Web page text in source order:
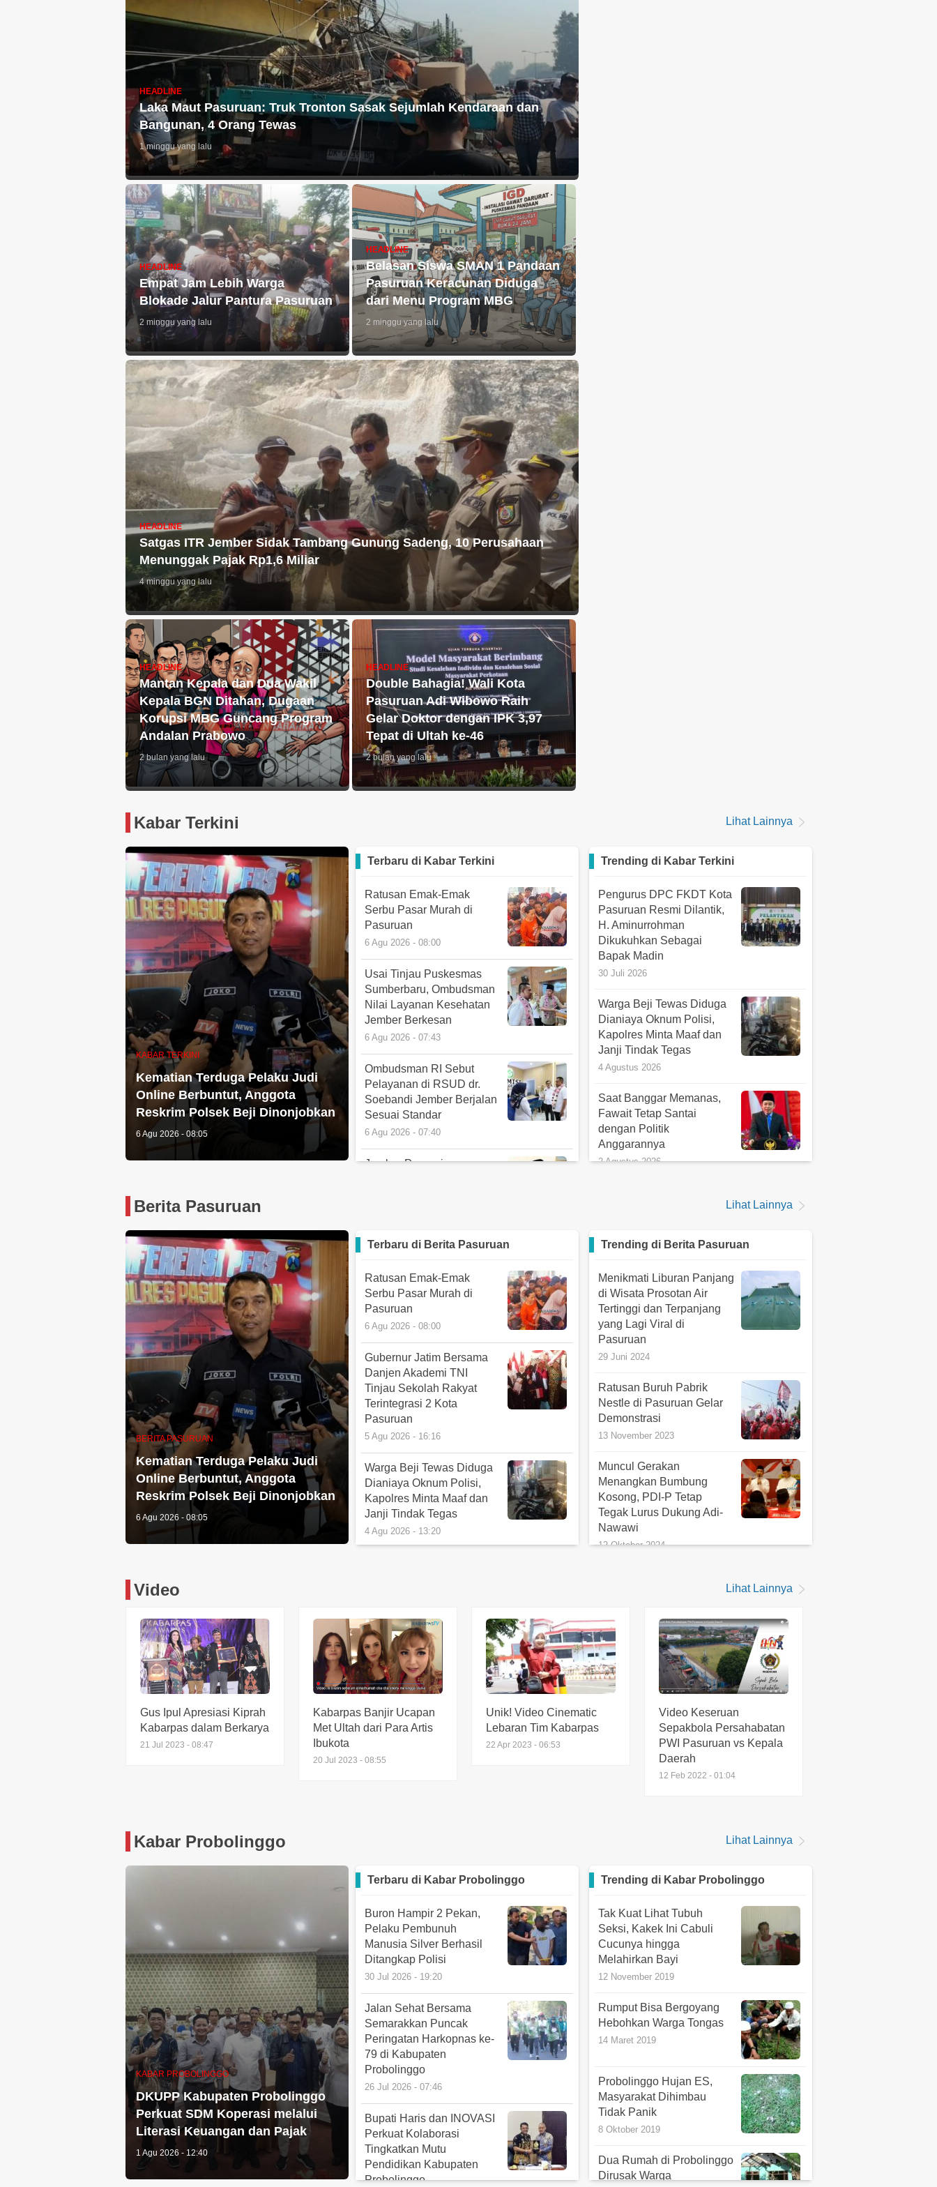
HEADLINE
Laka Maut Pasuruan: Truk Tronton Sasak Sejumlah Kendaraan dan
Bangunan, 4 Orang Tewas
1 minggu yang lalu
HEADLINE
Empat Jam Lebih Warga
Blokade Jalur Pantura Pasuruan
2 minggu yang lalu
HEADLINE
Belasan Siswa SMAN 1 Pandaan
Pasuruan Keracunan Diduga
dari Menu Program MBG
2 minggu yang lalu
HEADLINE
Satgas ITR Jember Sidak Tambang Gunung Sadeng, 10 Perusahaan
Menunggak Pajak Rp1,6 Miliar
4 minggu yang lalu
HEADLINE
Mantan Kepala dan Dua Wakil
Kepala BGN Ditahan, Dugaan
Korupsi MBG Guncang Program
Andalan Prabowo
2 bulan yang lalu
HEADLINE
Double Bahagia! Wali Kota
Pasuruan Adi Wibowo Raih
Gelar Doktor dengan IPK 3,97
Tepat di Ultah ke-46
2 bulan yang lalu
Kabar Terkini Lihat Lainnya
KABAR TERKINI
Kematian Terduga Pelaku Judi
Online Berbuntut, Anggota
Reskrim Polsek Beji Dinonjobkan
6 Agu 2026 - 08:05
Terbaru di Kabar Terkini
Ratusan Emak-Emak
Serbu Pasar Murah di
Pasuruan
6 Agu 2026 - 08:00
Usai Tinjau Puskesmas
Sumberbaru, Ombudsman
Nilai Layanan Kesehatan
Jember Berkesan
6 Agu 2026 - 07:43
Ombudsman RI Sebut
Pelayanan di RSUD dr.
Soebandi Jember Berjalan
Sesuai Standar
6 Agu 2026 - 07:40
Jember Perpanjang
Danjen Akademi TNI
Tinjau Sekolah Rakyat
Terintegrasi 2 Kota
Pasuruan
Trending di Kabar Terkini
Pengurus DPC FKDT Kota
Pasuruan Resmi Dilantik,
H. Aminurrohman
Dikukuhkan Sebagai
Bapak Madin
30 Juli 2026
Warga Beji Tewas Diduga
Dianiaya Oknum Polisi,
Kapolres Minta Maaf dan
Janji Tindak Tegas
4 Agustus 2026
Saat Banggar Memanas,
Fawait Tetap Santai
dengan Politik
Anggarannya
2 Agustus 2026
Kepemilikan Senpi dalam
Sengketa Lahan di Jember
Pendapatan Pemkab
Pasuruan Turun, APBD
2026 Mulai Ditata Ulang
Berita Pasuruan Lihat Lainnya
BERITA PASURUAN
Kematian Terduga Pelaku Judi
Online Berbuntut, Anggota
Reskrim Polsek Beji Dinonjobkan
6 Agu 2026 - 08:05
Terbaru di Berita Pasuruan
Ratusan Emak-Emak
Serbu Pasar Murah di
Pasuruan
6 Agu 2026 - 08:00
Gubernur Jatim Bersama
Danjen Akademi TNI
Tinjau Sekolah Rakyat
Terintegrasi 2 Kota
Pasuruan
5 Agu 2026 - 16:16
Warga Beji Tewas Diduga
Dianiaya Oknum Polisi,
Kapolres Minta Maaf dan
Janji Tindak Tegas
4 Agu 2026 - 13:20
4 Agu 2026 - 11:20
Pemkab Usulkan Empat
Raperda, DPRD Mulai
Pembahasan
Trending di Berita Pasuruan
Menikmati Liburan Panjang
di Wisata Prosotan Air
Tertinggi dan Terpanjang
yang Lagi Viral di
Pasuruan
29 Juni 2024
Ratusan Buruh Pabrik
Nestle di Pasuruan Gelar
Demonstrasi
13 November 2023
Muncul Gerakan
Menangkan Bumbung
Kosong, PDI-P Tetap
Tegak Lurus Dukung Adi-
Nawawi
12 Oktober 2024
2 Januari 2025
Breaking News! Begal
Motor Beraksi Siang
Bolong di Pasuruan
Video Lihat Lainnya
Gus Ipul Apresiasi Kiprah
Kabarpas dalam Berkarya
21 Jul 2023 - 08:47
Kabarpas Banjir Ucapan
Met Ultah dari Para Artis
Ibukota
20 Jul 2023 - 08:55
Unik! Video Cinematic
Lebaran Tim Kabarpas
22 Apr 2023 - 06:53
Video Keseruan
Sepakbola Persahabatan
PWI Pasuruan vs Kepala
Daerah
12 Feb 2022 - 01:04
Kabar Probolinggo Lihat Lainnya
KABAR PROBOLINGGO
DKUPP Kabupaten Probolinggo
Perkuat SDM Koperasi melalui
Literasi Keuangan dan Pajak
1 Agu 2026 - 12:40
Terbaru di Kabar Probolinggo
Buron Hampir 2 Pekan,
Pelaku Pembunuh
Manusia Silver Berhasil
Ditangkap Polisi
30 Jul 2026 - 19:20
Jalan Sehat Bersama
Semarakkan Puncak
Peringatan Harkopnas ke-
79 di Kabupaten
Probolinggo
26 Jul 2026 - 07:46
Bupati Haris dan INOVASI
Perkuat Kolaborasi
Tingkatkan Mutu
Pendidikan Kabupaten
Probolinggo
Trending di Kabar Probolinggo
Tak Kuat Lihat Tubuh
Seksi, Kakek Ini Cabuli
Cucunya hingga
Melahirkan Bayi
12 November 2019
Rumput Bisa Bergoyang
Hebohkan Warga Tongas
14 Maret 2019
Probolinggo Hujan ES,
Masyarakat Dihimbau
Tidak Panik
8 Oktober 2019
Dua Rumah di Probolinggo
Dirusak Warga